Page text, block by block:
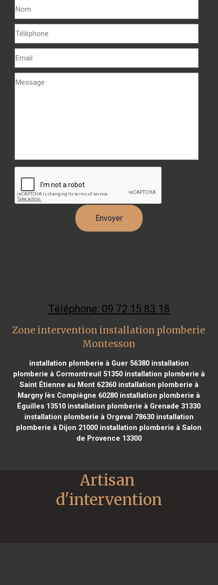
Téléphone: 09 72 15 83 18
Zone intervention installation plomberie
Montesson
installation plomberie à Guer 56380installation
plomberie à Cormontreuil 51350installation plomberie à
Saint Étienne au Mont 62360installation plomberie à
Margny lès Compiègne 60280 installation plomberie à
Éguilles 13510 installation plomberie à Grenade 31330
installation plomberie à Orgeval 78630installation
plomberie à Dijon 21000 installation plomberie à Salon
de Provence 13300
Artisan
d'intervention